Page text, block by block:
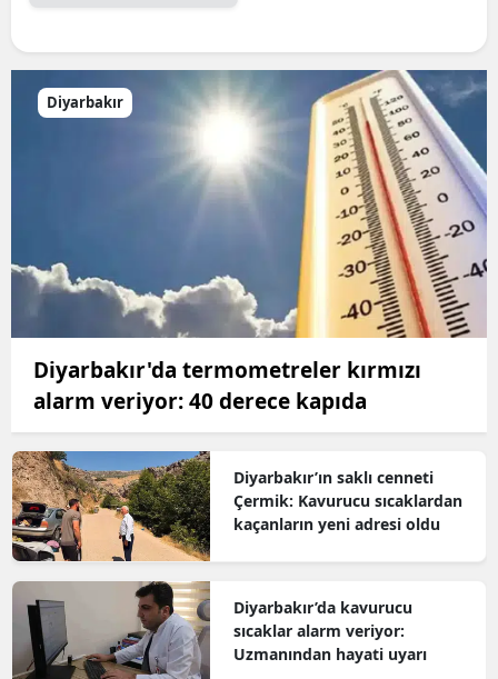
Diyarbakır
Diyarbakır'da termometreler kırmızı
alarm veriyor: 40 derece kapıda
Diyarbakır’ın saklı cenneti
Çermik: Kavurucu sıcaklardan
kaçanların yeni adresi oldu
Diyarbakır’da kavurucu
sıcaklar alarm veriyor:
Uzmanından hayati uyarı